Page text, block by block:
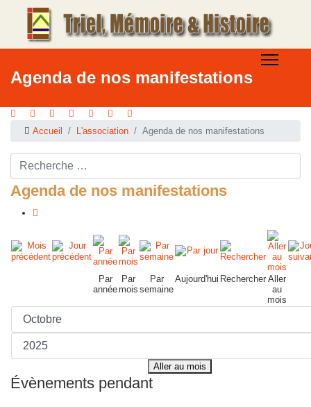
Agenda de nos manifestations
Accueil L'association Agenda de nos manifestations
Rechercher ...
Agenda de nos manifestations
Par
année
Par
mois
Par
semaine
Aujourd'hui Rechercher Aller
au
mois
Aller au mois
Évènements pendant